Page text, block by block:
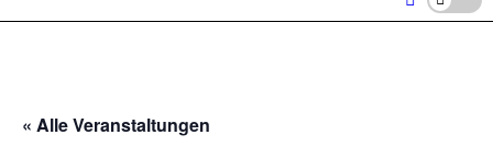
« Alle Veranstaltungen